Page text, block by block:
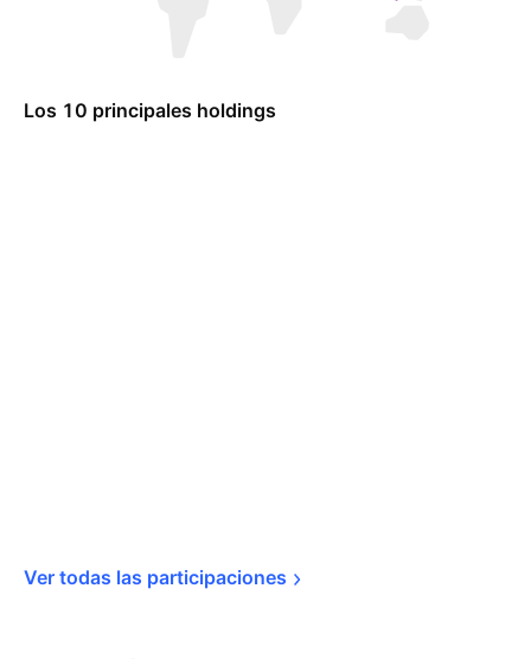
Los 10 principales holdings
Ver todas las participaciones